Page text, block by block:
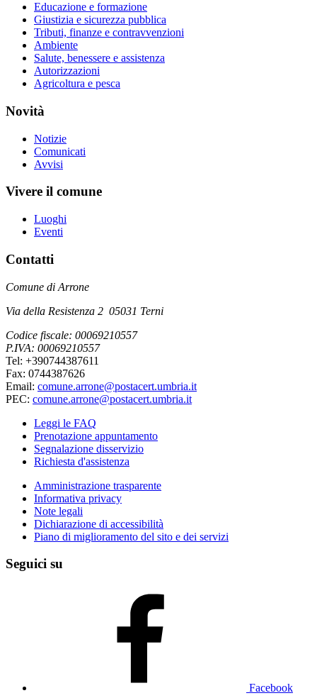
Educazione e formazione
Giustizia e sicurezza pubblica
Tributi, finanze e contravvenzioni
Ambiente
Salute, benessere e assistenza
Autorizzazioni
Agricoltura e pesca
Novità
Notizie
Comunicati
Avvisi
Vivere il comune
Luoghi
Eventi
Contatti
Comune di Arrone
Via della Resistenza 2 05031 Terni
Codice fiscale: 00069210557
P.IVA: 00069210557
Tel: +390744387611
Fax: 0744387626
Email: comune.arrone@postacert.umbria.it
PEC: comune.arrone@postacert.umbria.it
Leggi le FAQ
Prenotazione appuntamento
Segnalazione disservizio
Richiesta d'assistenza
Amministrazione trasparente
Informativa privacy
Note legali
Dichiarazione di accessibilità
Piano di miglioramento del sito e dei servizi
Seguici su
Facebook